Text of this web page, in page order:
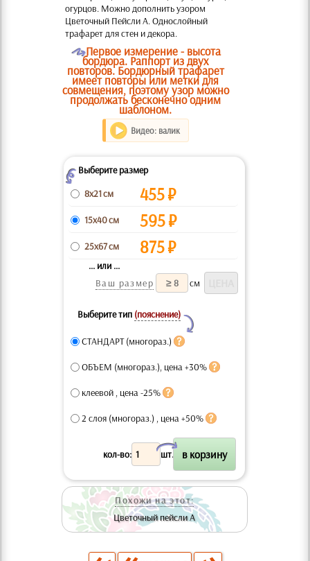
огурцов. Можно дополнить узором
Цветочный Пейсли А. Однослойный
трафарет для стен и декора.
OПервое измерение - высота
бордюра. Раппорт из двух
повторов. Бордюрный трафарет
имеет повторы или метки для
совмещения, поэтому узор можно
продолжать бесконечно одним
шаблоном.
Видео: валик
ZВыберите размер
8x21 см
455₽
15x40 см 595₽
25x67 см 875₽
... или ...
Ваш размер
см
Выберите тип (пояснение)
Y
СТАНДАРТ (многораз.)
ОБЪЕМ (многораз.), цена +30%
клеевой , цена -25%
2 слоя (многораз.) , цена +50%
кол-во: шт.
X
Похожи на этот:
Цветочный пейсли А